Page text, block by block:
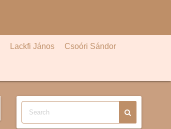
Lackfi János Csoóri Sándor